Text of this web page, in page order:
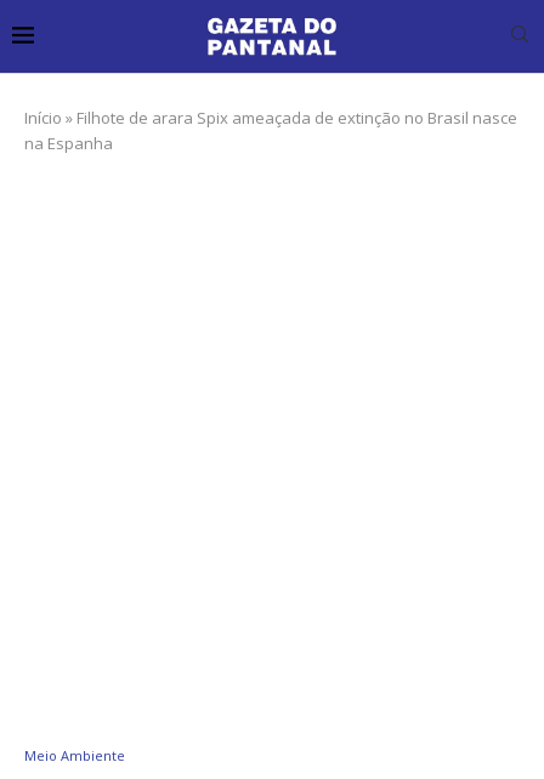
Início » Filhote de arara Spix ameaçada de extinção no Brasil nasce
na Espanha
Meio Ambiente